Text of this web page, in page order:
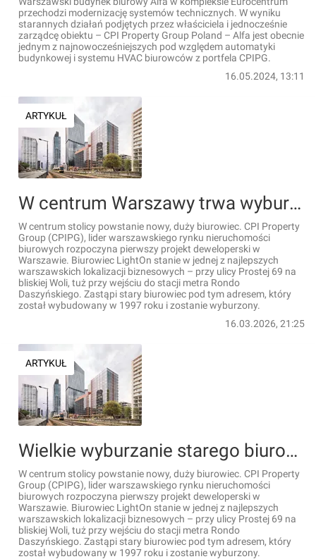
przechodzi modernizację systemów technicznych. W wyniku
starannych działań podjętych przez właściciela i jednocześnie
zarządcę obiektu – CPI Property Group Poland – Alfa jest obecnie
jednym z najnowocześniejszych pod względem automatyki
budynkowej i systemu HVAC biurowców z portfela CPIPG.
16.05.2024, 13:11
ARTYKUŁ
W centrum Warszawy trwa wyburzanie starego biurowca Prosta 69. Zastąpi go nowoczesny, 14-kondygnacyjny LightOn [FILM+WIZUALIZACJE]
W centrum stolicy powstanie nowy, duży biurowiec. CPI Property
Group (CPIPG), lider warszawskiego rynku nieruchomości
biurowych rozpoczyna pierwszy projekt deweloperski w
Warszawie. Biurowiec LightOn stanie w jednej z najlepszych
warszawskich lokalizacji biznesowych – przy ulicy Prostej 69 na
bliskiej Woli, tuż przy wejściu do stacji metra Rondo
Daszyńskiego. Zastąpi stary biurowiec pod tym adresem, który
został wybudowany w 1997 roku i zostanie wyburzony.
16.03.2026, 21:25
ARTYKUŁ
Wielkie wyburzanie starego biurowca w centrum Warszawy. Zastąpi go nowoczesny, 14-kondygnacyjny LightOn [FILM+WIZUALIZACJE]
W centrum stolicy powstanie nowy, duży biurowiec. CPI Property
Group (CPIPG), lider warszawskiego rynku nieruchomości
biurowych rozpoczyna pierwszy projekt deweloperski w
Warszawie. Biurowiec LightOn stanie w jednej z najlepszych
warszawskich lokalizacji biznesowych – przy ulicy Prostej 69 na
bliskiej Woli, tuż przy wejściu do stacji metra Rondo
Daszyńskiego. Zastąpi stary biurowiec pod tym adresem, który
został wybudowany w 1997 roku i zostanie wyburzony.